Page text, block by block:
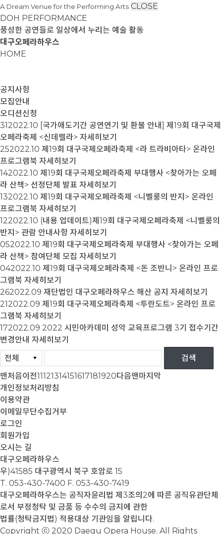
A Dream Venue for the Performing Arts CLOSE
DOH PERFORMANCE
풍성한 공연들로 일상에서 누리는 예술 활동
대구오페라하우스
HOME
공지사항
모집안내
오디션신청
312022.10 [국가애도기간 공연연기 및 환불 안내] 제19회 대구국제
오페라축제 <신데렐라> 자세히보기
252022.10 제19회 대구국제오페라축제 <라 트라비아타> 온라인
프로그램북 자세히보기
142022.10 제19회 대구국제오페라축제 부대행사 <찾아가는 오페
라 산책> 선정단체 발표 자세히보기
132022.10 제19회 대구국제오페라축제 <니벨룽의 반지> 온라인
프로그램북 자세히보기
122022.10 (내용 업데이트)제19회 대구국제오페라축제 <니벨룽의
반지> 관람 안내사항 자세히보기
052022.10 제19회 대구국제오페라축제 부대행사 <찾아가는 오페
라 산책> 참여단체 모집 자세히보기
042022.10 제19회 대구국제오페라축제 <돈 조반니> 온라인 프로
그램북 자세히보기
262022.09 재단법인 대구오페라하우스 해산 공지 자세히보기
212022.09 제19회 대구국제오페라축제 <투란도트> 온라인 프로
그램북 자세히보기
172022.09 2022 시민아카데미 성악 교육프로그램 3기 접수기간
변경안내 자세히보기
맨처음이전11121314151617181920다음맨마지막
개인정보처리방침
이용약관
이메일무단수집거부
로그인
회원가입
오시는 길
대구오페라하우스
우)41585 대구광역시 북구 호암로 15
T. 053-430-7400 F. 053-430-7419
대구오페라하우스는 공직자윤리법 제3조의2에 따른 공직유관단체
로서 부정청탁 및 금품 등 수수의 금지에 관한
법률(청탁금지법) 적용대상 기관임을 알립니다.
Copyright ⓒ 2020 Daegu Opera House. All Rights